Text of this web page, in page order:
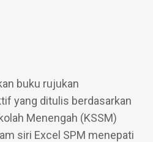
buku rujukan
yang ditulis berdasarkan
Menengah (KSSM)
siri Excel SPM menepati